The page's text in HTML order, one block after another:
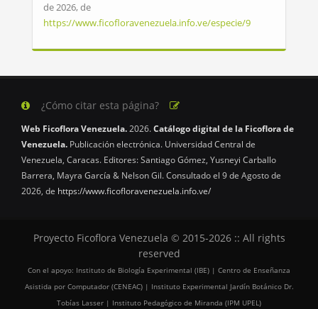
de 2026, de
https://www.ficofloravenezuela.info.ve/especie/9
¿Cómo citar esta página?
Web Ficoflora Venezuela.2026.Catálogo digital de la Ficoflora de
Venezuela. Publicación electrónica. Universidad Central de
Venezuela, Caracas. Editores: Santiago Gómez, Yusneyi Carballo
Barrera, Mayra García & Nelson Gil. Consultado el 9 de Agosto de
2026, de https://www.ficofloravenezuela.info.ve/
Proyecto Ficoflora Venezuela © 2015-2026 :: All rights
reserved
Con el apoyo: Instituto de Biología Experimental (IBE) | Centro de Enseñanza
Asistida por Computador (CENEAC) | Instituto Experimental Jardín Botánico Dr.
Tobías Lasser | Instituto Pedagógico de Miranda (IPM UPEL)